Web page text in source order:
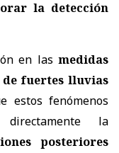
la detección
en las medidas
de fuertes lluvias
estos fenómenos
directamente la
posteriores